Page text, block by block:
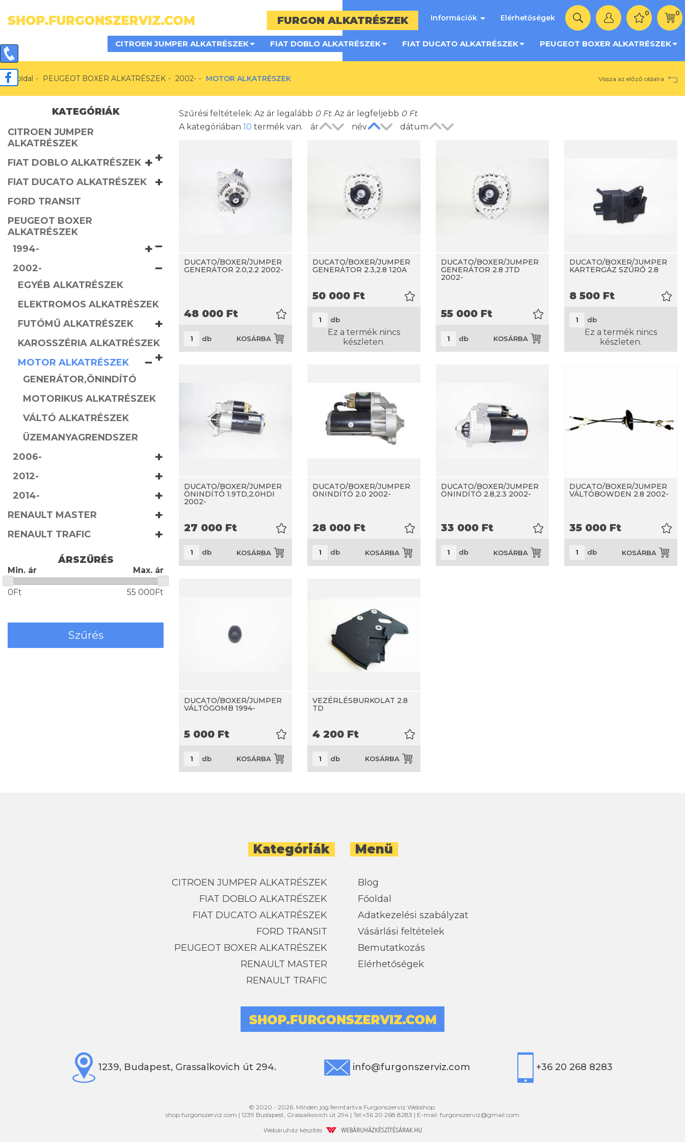
FURGON ALKATRÉSZEK Információk Elérhetőségek
0 0
CITROEN JUMPER ALKATRÉSZEK FIAT DOBLO ALKATRÉSZEK FIAT DUCATO ALKATRÉSZEK PEUGEOT BOXER ALKATRÉSZEK
Főoldal PEUGEOT BOXER ALKATRÉSZEK 2002- MOTOR ALKATRÉSZEK Vissza az előző oldalra
KATEGÓRIÁK
CITROEN JUMPER
ALKATRÉSZEK
+
FIAT DOBLO ALKATRÉSZEK +
FIAT DUCATO ALKATRÉSZEK +
FORD TRANSIT
PEUGEOT BOXER
ALKATRÉSZEK
−
1994- +
2002- −
EGYÉB ALKATRÉSZEK
ELEKTROMOS ALKATRÉSZEK
FUTÓMŰ ALKATRÉSZEK
+
KAROSSZÉRIA ALKATRÉSZEK
+
MOTOR ALKATRÉSZEK −
GENERÁTOR,ÖNINDÍTÓ
MOTORIKUS ALKATRÉSZEK
VÁLTÓ ALKATRÉSZEK
ÜZEMANYAGRENDSZER
2006-
+
2012- +
2014- +
RENAULT MASTER +
RENAULT TRAFIC +
ÁRSZŰRÉS
Min. ár Max. ár
0Ft 55 000Ft
Szűrési feltételek: Az ár legalább 0Ft. Az ár legfeljebb 0Ft.
A kategóriában 10 termék van. ár név dátum
DUCATO/BOXER/JUMPER
GENERÁTOR 2.0,2.2 2002-
48 000 Ft
db KOSÁRBA
DUCATO/BOXER/JUMPER
GENERÁTOR 2.3,2.8 120A
50 000 Ft
db
Ez a termék nincs
készleten.
DUCATO/BOXER/JUMPER
GENERÁTOR 2.8 JTD
2002-
55 000 Ft
db KOSÁRBA
DUCATO/BOXER/JUMPER
KARTERGÁZ SZŰRŐ 2.8
8 500 Ft
db
Ez a termék nincs
készleten.
DUCATO/BOXER/JUMPER
ÖNINDÍTÓ 1.9TD,2.0HDI
2002-
27 000 Ft
db KOSÁRBA
DUCATO/BOXER/JUMPER
ÖNINDÍTÓ 2.0 2002-
28 000 Ft
db KOSÁRBA
DUCATO/BOXER/JUMPER
ÖNINDÍTÓ 2.8,2.3 2002-
33 000 Ft
db KOSÁRBA
DUCATO/BOXER/JUMPER
VÁLTÓBOWDEN 2.8 2002-
35 000 Ft
db KOSÁRBA
DUCATO/BOXER/JUMPER
VÁLTÓGOMB 1994-
5 000 Ft
db KOSÁRBA
VEZÉRLÉSBURKOLAT 2.8
TD
4 200 Ft
db KOSÁRBA
Kategóriák
CITROEN JUMPER ALKATRÉSZEK
FIAT DOBLO ALKATRÉSZEK
FIAT DUCATO ALKATRÉSZEK
FORD TRANSIT
PEUGEOT BOXER ALKATRÉSZEK
RENAULT MASTER
RENAULT TRAFIC
Menü
Blog
Főoldal
Adatkezelési szabályzat
Vásárlási feltételek
Bemutatkozás
Elérhetőségek
1239, Budapest, Grassalkovich út 294. info@furgonszerviz.com +36 20 268 8283
© 2020 - 2026. Minden jog fenntartva Furgonszerviz Webshop.
shop.furgonszerviz.com | 1239 Budapest, Grassalkovich út 294 | Tel:+36 20 268 8283 | E-mail: furgonszerviz@gmail.com
Webáruház készítés